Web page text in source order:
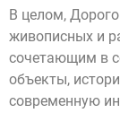
В целом,
живописных и
сочетающим в
объекты,
современную